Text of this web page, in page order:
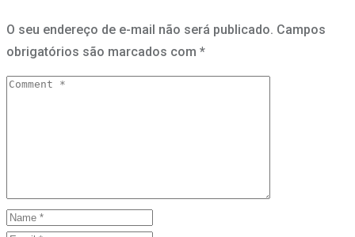
O seu endereço de e-mail não será publicado. Campos
obrigatórios são marcados com *